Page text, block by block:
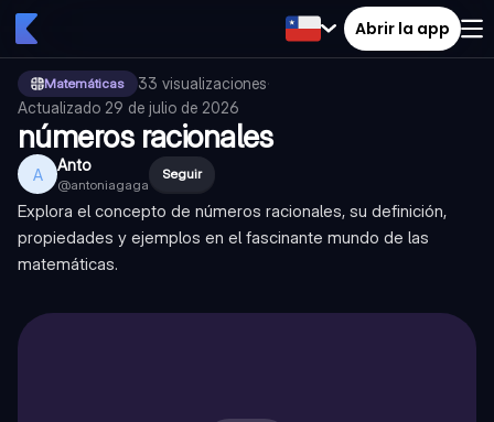
Abrir la app
Matemáticas 33 visualizaciones·
Actualizado 29 de julio de 2026
números racionales
A Anto
@antoniagaga
Seguir
Explora el concepto de números racionales, su definición,
propiedades y ejemplos en el fascinante mundo de las
matemáticas.